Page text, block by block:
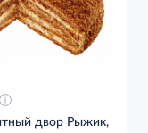
двор Рыжик,